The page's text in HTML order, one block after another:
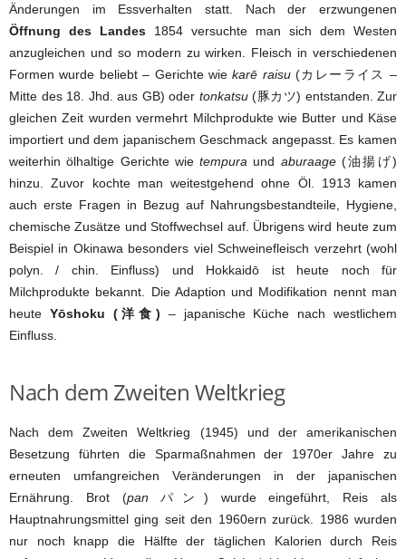
Änderungen im Essverhalten statt. Nach der erzwungenen
Öffnung des Landes 1854 versuchte man sich dem Westen
anzugleichen und so modern zu wirken. Fleisch in verschiedenen
Formen wurde beliebt – Gerichte wiekarē raisu(カレーライス –
Mitte des 18. Jhd. aus GB) oder tonkatsu(豚カツ) entstanden. Zur
gleichen Zeit wurden vermehrt Milchprodukte wie Butter und Käse
importiert und dem japanischem Geschmack angepasst. Es kamen
weiterhin ölhaltige Gerichte wietempura und aburaage(油揚げ)
hinzu. Zuvor kochte man weitestgehend ohne Öl. 1913 kamen
auch erste Fragen in Bezug auf Nahrungsbestandteile, Hygiene,
chemische Zusätze und Stoffwechsel auf. Übrigens wird heute zum
Beispiel in Okinawa besonders viel Schweinefleisch verzehrt (wohl
polyn. / chin. Einfluss) und Hokkaidō ist heute noch für
Milchprodukte bekannt. Die Adaption und Modifikation nennt man
heute Yōshoku (洋食) – japanische Küche nach westlichem
Einfluss.
Nach dem Zweiten Weltkrieg
Nach dem Zweiten Weltkrieg (1945) und der amerikanischen
Besetzung führten die Sparmaßnahmen der 1970er Jahre zu
erneuten umfangreichen Veränderungen in der japanischen
Ernährung. Brot (pan パン) wurde eingeführt, Reis als
Hauptnahrungsmittel ging seit den 1960ern zurück. 1986 wurden
nur noch knapp die Hälfte der täglichen Kalorien durch Reis